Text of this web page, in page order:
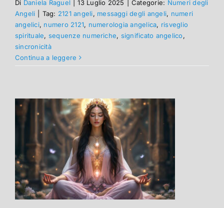
Di Daniela Raguel 13 Luglio 2025 Categorie: Numeri degli
Angeli
Tag: 2121 angeli, messaggi degli angeli, numeri
angelici, numero 2121, numerologia angelica, risveglio
spirituale, sequenze numeriche, significato angelico,
sincronicità
Continua a leggere